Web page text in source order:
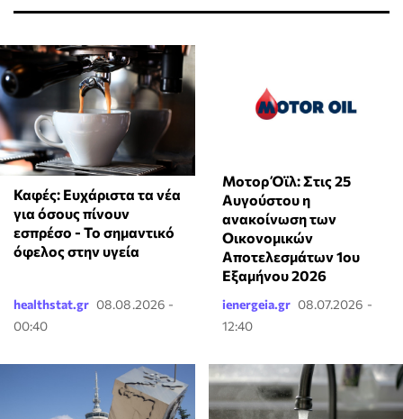
Καφές: Ευχάριστα τα νέα
για όσους πίνουν
εσπρέσο - Το σημαντικό
όφελος στην υγεία
healthstat.gr 08.08.2026 -
00:40
Μοτορ Όϊλ: Στις 25
Αυγούστου η
ανακοίνωση των
Οικονομικών
Αποτελεσμάτων 1ου
Εξαμήνου 2026
ienergeia.gr 08.07.2026 -
12:40